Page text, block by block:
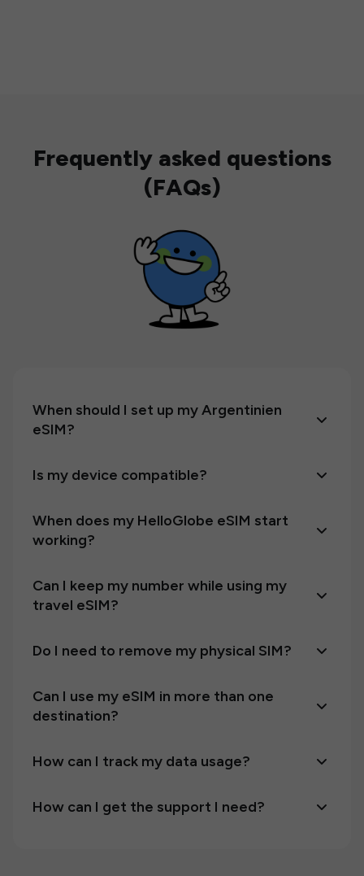
Frequently asked questions
(FAQs)
When should I set up my Argentinien
eSIM?
Is my device compatible?
When does my HelloGlobe eSIM start
working?
Can I keep my number while using my
travel eSIM?
Do I need to remove my physical SIM?
Can I use my eSIM in more than one
destination?
How can I track my data usage?
How can I get the support I need?